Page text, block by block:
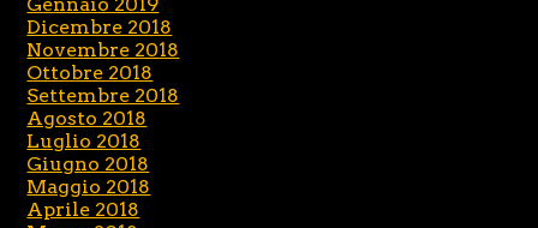
Gennaio 2019
Dicembre 2018
Novembre 2018
Ottobre 2018
Settembre 2018
Agosto 2018
Luglio 2018
Giugno 2018
Maggio 2018
Aprile 2018